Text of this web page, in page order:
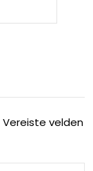
Vereiste velden